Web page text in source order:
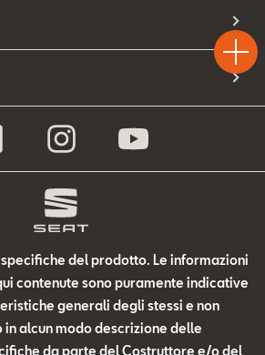
del prodotto. Le informazioni
contenute sono puramente indicative
generali degli stessi e non
in alcun modo descrizione delle
da parte del Costruttore e/o del
Drive
Chiama